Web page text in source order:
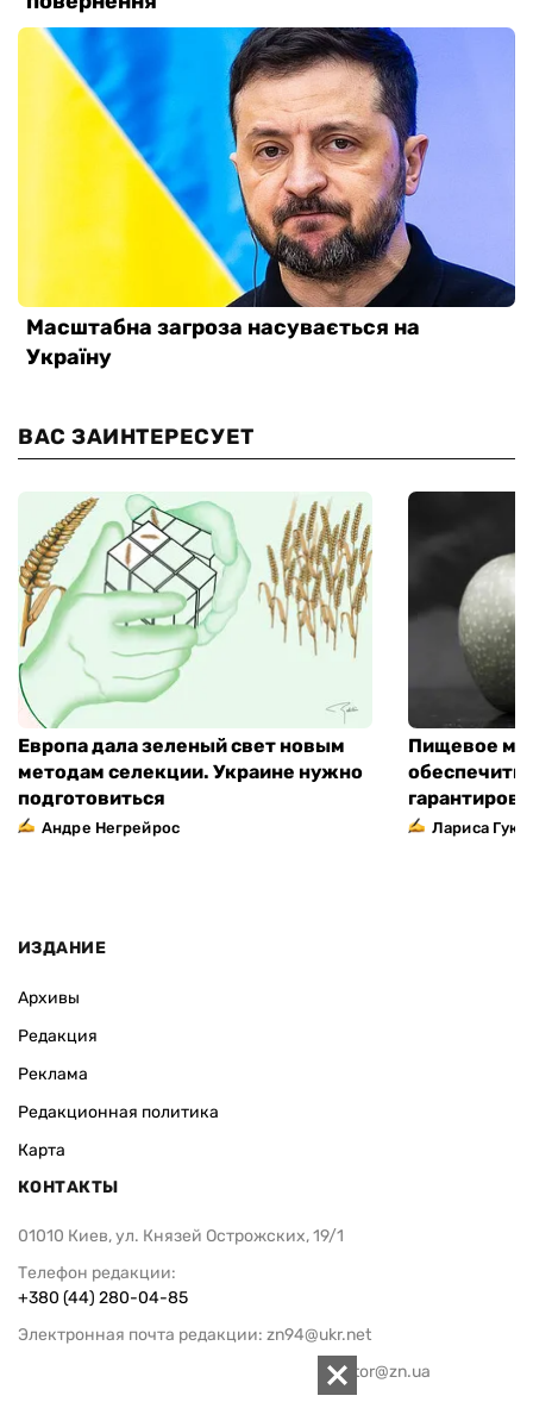
ВАС ЗАИНТЕРЕСУЕТ
Европа дала зеленый свет новым
методам селекции. Украине нужно
подготовиться
Андре Негрейрос
Пищевое
обеспечить
Лариса Гук
ИЗДАНИЕ
Архивы
Редакция
Реклама
Редакционная политика
Карта
КОНТАКТЫ
01010 Киев, ул. Князей Острожских, 19/1
Телефон редакции:
+380 (44) 280-04-85
Электронная почта редакции: zn94@ukr.net
Электронная почта службы новостей:editor@zn.ua